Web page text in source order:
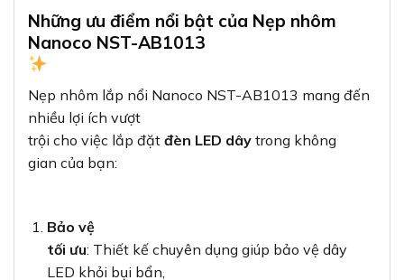
Những ưu điểm nổi bật của Nẹp nhôm
Nanoco NST-AB1013
Nẹp nhôm lắp nổi Nanoco NST-AB1013 mang đến
nhiều lợi ích vượt
trội cho việc lắp đặt đèn LED dây trong không
gian của bạn:
Bảo vệ
tối ưu: Thiết kế chuyên dụng giúp bảo vệ dây
LED khỏi bụi bẩn,